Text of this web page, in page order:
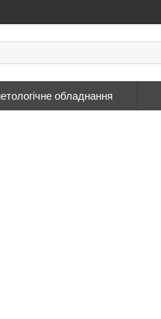
обладнання